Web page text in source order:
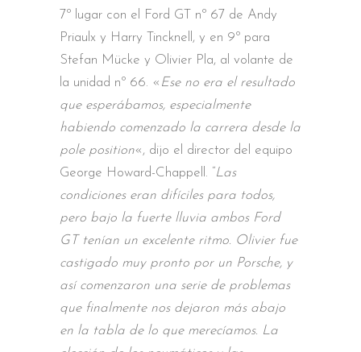
7º lugar con el Ford GT nº 67 de Andy
Priaulx y Harry Tincknell, y en 9º para
Stefan Mücke y Olivier Pla, al volante de
la unidad nº 66. « Ese no era el resultado
que esperábamos, especialmente
habiendo comenzado la carrera desde la
pole position«, dijo el director del equipo
George Howard-Chappell. “Las
condiciones eran difíciles para todos,
pero bajo la fuerte lluvia ambos Ford
GT tenían un excelente ritmo. Olivier fue
castigado muy pronto por un Porsche, y
así comenzaron una serie de problemas
que finalmente nos dejaron más abajo
en la tabla de lo que merecíamos. La